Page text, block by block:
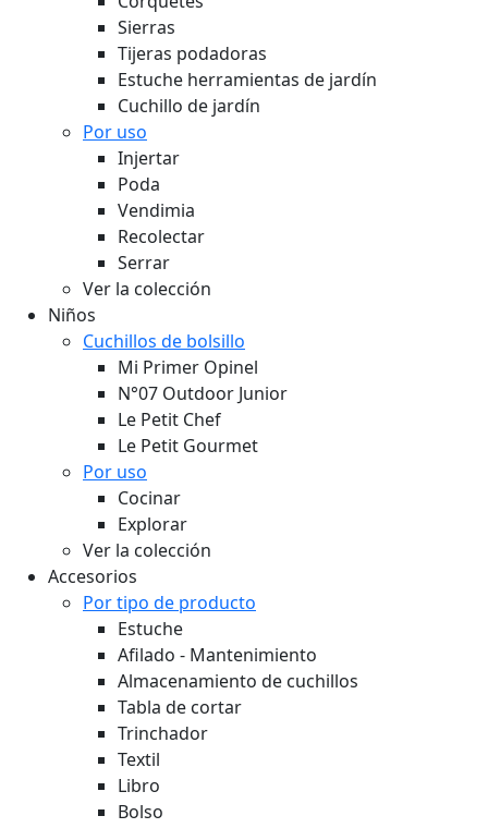
Sierras
Tijeras podadoras
Estuche herramientas de jardín
Cuchillo de jardín
Por uso
Injertar
Poda
Vendimia
Recolectar
Serrar
Ver la colección
Niños
Cuchillos de bolsillo
Mi Primer Opinel
N°07 Outdoor Junior
Le Petit Chef
Le Petit Gourmet
Por uso
Cocinar
Explorar
Ver la colección
Accesorios
Por tipo de producto
Estuche
Afilado - Mantenimiento
Almacenamiento de cuchillos
Tabla de cortar
Trinchador
Textil
Libro
Bolso